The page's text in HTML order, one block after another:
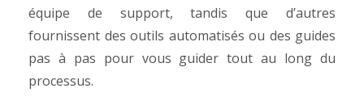
équipe de support, tandis que d’autres
fournissent des outils automatisés ou des guides
pas à pas pour vous guider tout au long du
processus.